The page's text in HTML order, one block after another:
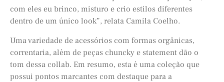
com eles eu brinco, misturo e crio estilos diferentes
dentro de um único look”, relata Camila Coelho.
Uma variedade de acessórios com formas orgânicas,
correntaria, além de peças chuncky e statement dão o
tom dessa collab. Em resumo, esta é uma coleção que
possui pontos marcantes com destaque para a